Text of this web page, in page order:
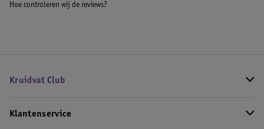
Hoe controleren wij de reviews?
Kruidvat Club
Klantenservice